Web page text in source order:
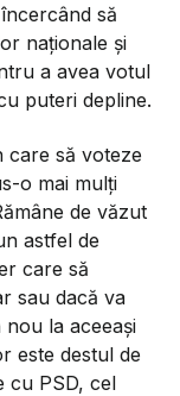
să
naționale și
a avea votul
puteri depline.
care să voteze
o mai mulți
de văzut
astfel de
care să
sau dacă va
nou la aceeași
este destul de
cu PSD, cel